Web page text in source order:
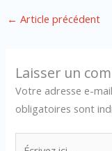
← Article précédent
Laisser un
Votre adresse e-
obligatoires sont